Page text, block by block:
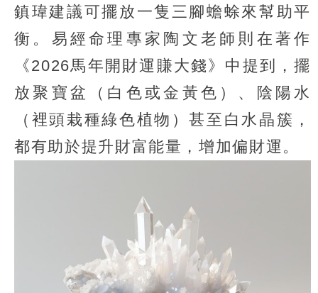
鎮瑋建議可擺放一隻三腳蟾蜍來幫助平
衡。易經命理專家陶文老師則在著作
《2026馬年開財運賺大錢》中提到，擺
放聚寶盆（白色或金黃色）、陰陽水
（裡頭栽種綠色植物）甚至白水晶簇，
都有助於提升財富能量，增加偏財運。